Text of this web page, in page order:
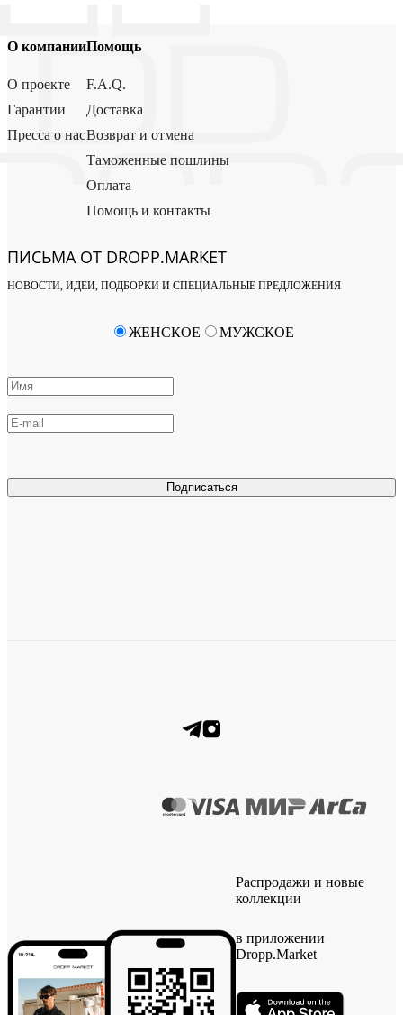
О компании
О проекте
Гарантии
Пресса о нас
Помощь
F.A.Q.
Доставка
Возврат и отмена
Таможенные пошлины
Оплата
Помощь и контакты
ПИСЬМА ОТ DROPP.MARKET
НОВОСТИ, ИДЕИ, ПОДБОРКИ И СПЕЦИАЛЬНЫЕ ПРЕДЛОЖЕНИЯ
Подписаться
ЖЕНСКОЕ МУЖСКОЕ
Распродажи и новые
коллекции
в приложении
Dropp.Market